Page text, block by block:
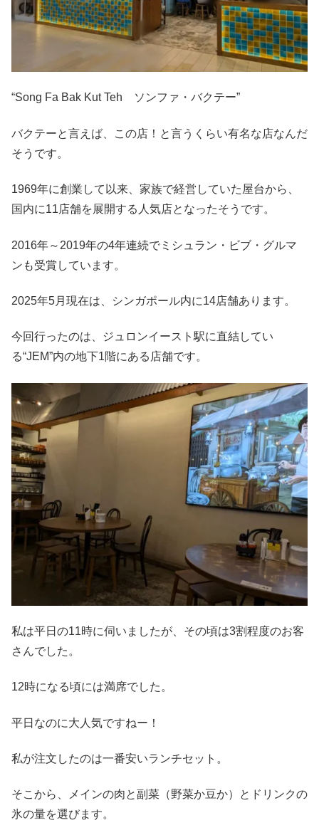
“Song Fa Bak Kut Teh ソンファ・バクテー”
バクテーと言えば、この店！と言うくらい有名な店なんだ
そうです。
1969年に創業して以来、家族で経営していた屋台から、
国内に11店舗を展開する人気店となったそうです。
2016年～2019年の4年連続でミシュラン・ビブ・グルマ
ンも受賞しています。
2025年5月現在は、シンガポール内に14店舗あります。
今回行ったのは、ジュロンイースト駅に直結してい
る“JEM”内の地下1階にある店舗です。
私は平日の11時に伺いましたが、その頃は3割程度のお客
さんでした。
12時になる頃には満席でした。
平日なのに大人気ですねー！
私が注文したのは一番安いランチセット。
そこから、メインの肉と副菜（野菜か豆か）とドリンクの
氷の量を選びます。